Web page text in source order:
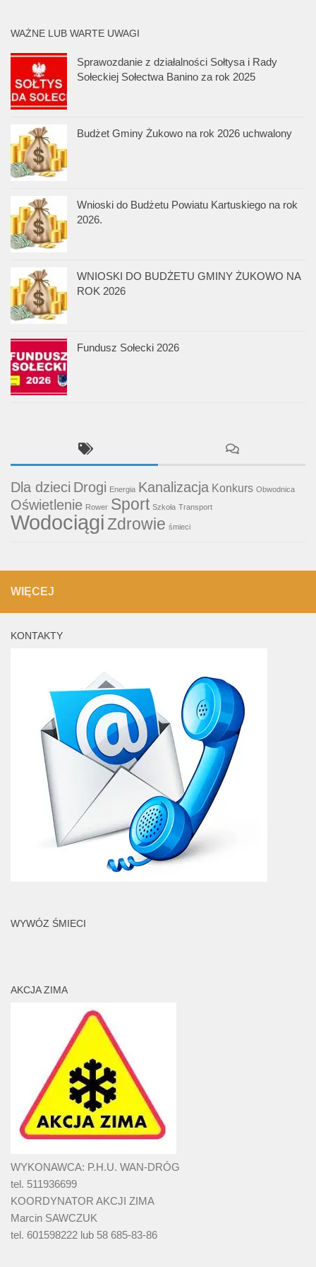
WAŻNE LUB WARTE UWAGI
Sprawozdanie z działalności Sołtysa i Rady
Sołeckiej Sołectwa Banino za rok 2025
Budżet Gminy Żukowo na rok 2026 uchwalony
Wnioski do Budżetu Powiatu Kartuskiego na rok
2026.
WNIOSKI DO BUDŻETU GMINY ŻUKOWO NA
ROK 2026
Fundusz Sołecki 2026
Dla dzieci Drogi Energia Kanalizacja Konkurs Obwodnica
Oświetlenie Rower Sport Szkoła Transport
WodociągiZdrowie śmieci
WIĘCEJ
KONTAKTY
WYWÓZ ŚMIECI
AKCJA ZIMA
WYKONAWCA: P.H.U. WAN-DRÓG
tel. 511936699
KOORDYNATOR AKCJI ZIMA
Marcin SAWCZUK
tel. 601598222 lub 58 685-83-86